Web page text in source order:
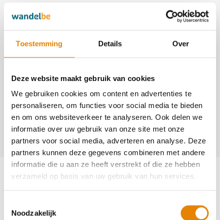
Toestemming Details Over
Deze website maakt gebruik van cookies
We gebruiken cookies om content en advertenties te
personaliseren, om functies voor social media te bieden
en om ons websiteverkeer te analyseren. Ook delen we
informatie over uw gebruik van onze site met onze
partners voor social media, adverteren en analyse. Deze
partners kunnen deze gegevens combineren met andere
informatie die u aan ze heeft verstrekt of die ze hebben
verzameld op basis van uw gebruik van hun services.
Noodzakelijk
http://www.burchtstappersherzele.be
https://www.facebook.com/groups/Burchtstappersherzele/
Michel Goossens
+32(0)473 53 33 38
voorzitter@burchtstappersherzele.be
Aankomende wandeltochten van deze
club